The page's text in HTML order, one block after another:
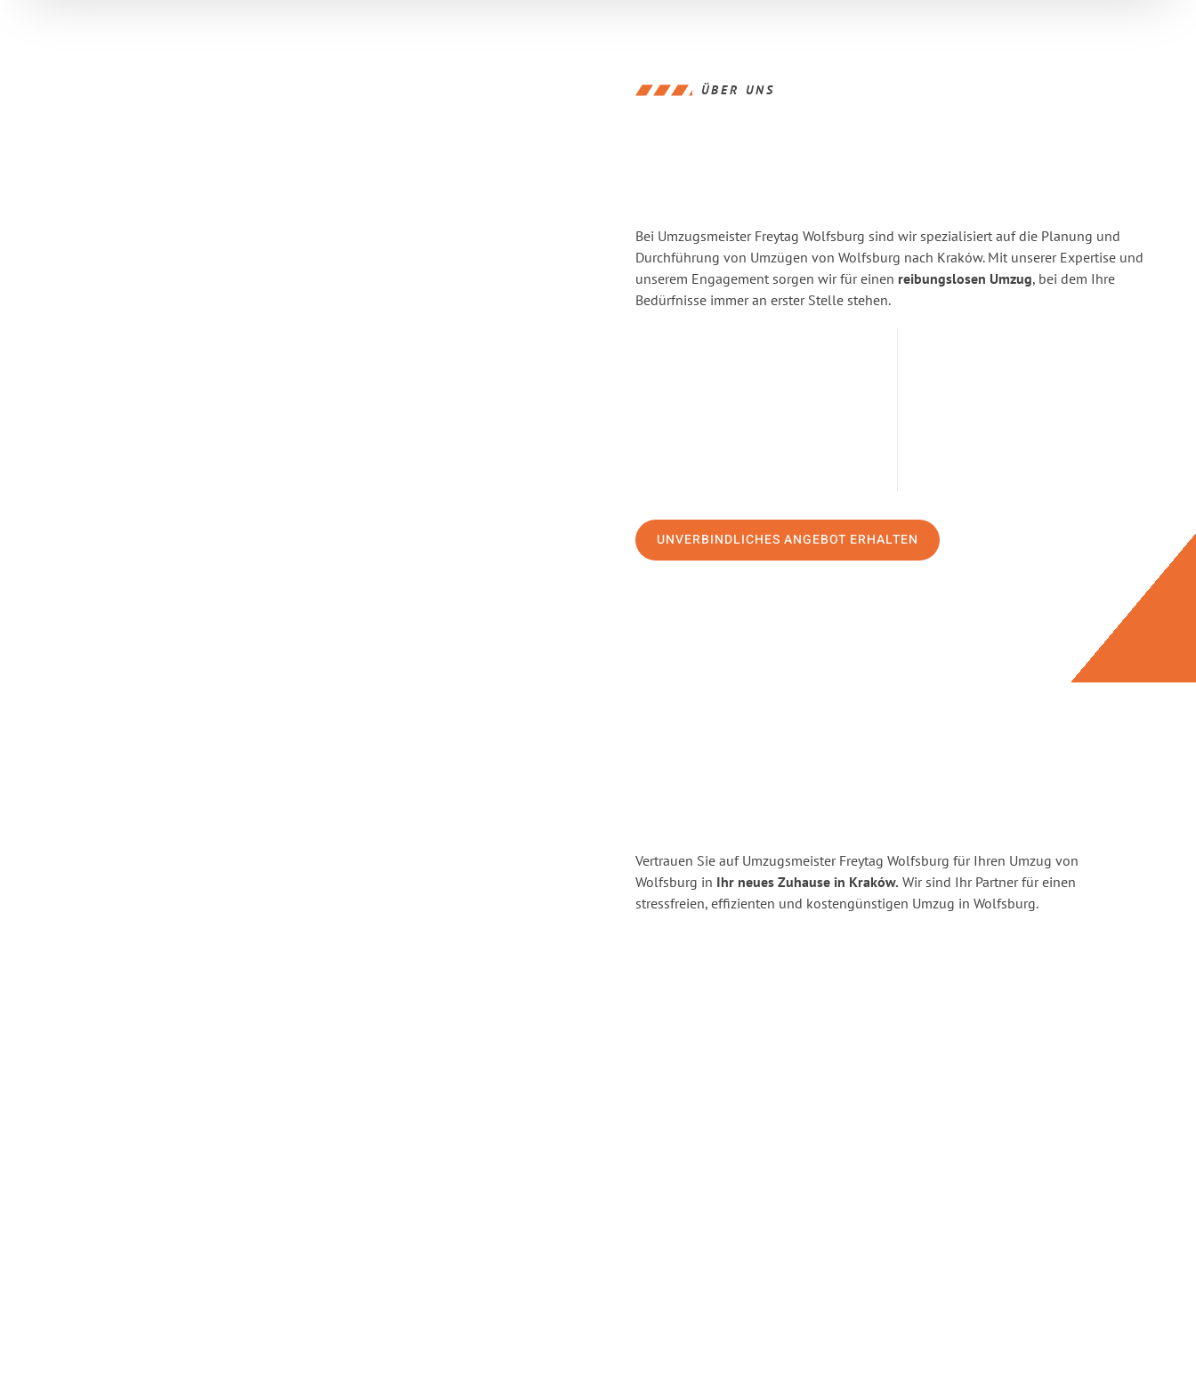
ÜBER UNS
Bei Umzugsmeister Freytag Wolfsburg sind wir spezialisiert auf die Planung und
Durchführung von Umzügen von Wolfsburg nach Kraków. Mit unserer Expertise und
unserem Engagement sorgen wir für einen reibungslosen Umzug, bei dem Ihre
Bedürfnisse immer an erster Stelle stehen.
UNVERBINDLICHES ANGEBOT ERHALTEN
Vertrauen Sie auf Umzugsmeister Freytag Wolfsburg für Ihren Umzug von
Wolfsburg in Ihr neues Zuhause in Kraków. Wir sind Ihr Partner für einen
stressfreien, effizienten und kostengünstigen Umzug in Wolfsburg.